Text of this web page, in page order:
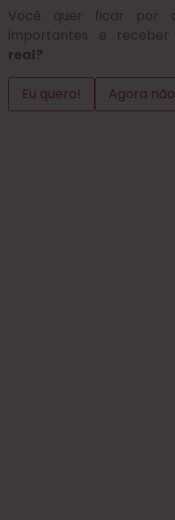
Você quer ficar por
importantes e receber
real?
Eu quero! Agora não